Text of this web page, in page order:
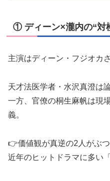
① ディーン×瀧内の“対
主演はディーン・フジオカ
天才法医学者・水沢真澄は
一方、官僚の桐生麻帆は現
義。
👉価値観が真逆の2人がぶ
近年のヒットドラマに多い